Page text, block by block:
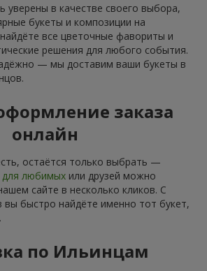
уверены в качестве своего выбора,
букеты и композиции на
все цветочные фавориты и
решения для любого события.
— мы доставим ваши букеты в
заказа
онлайн
остаётся только выбрать —
для любимых или друзей можно
сайте в несколько кликов. С
быстро найдёте именно тот букет,
по Ильинцам